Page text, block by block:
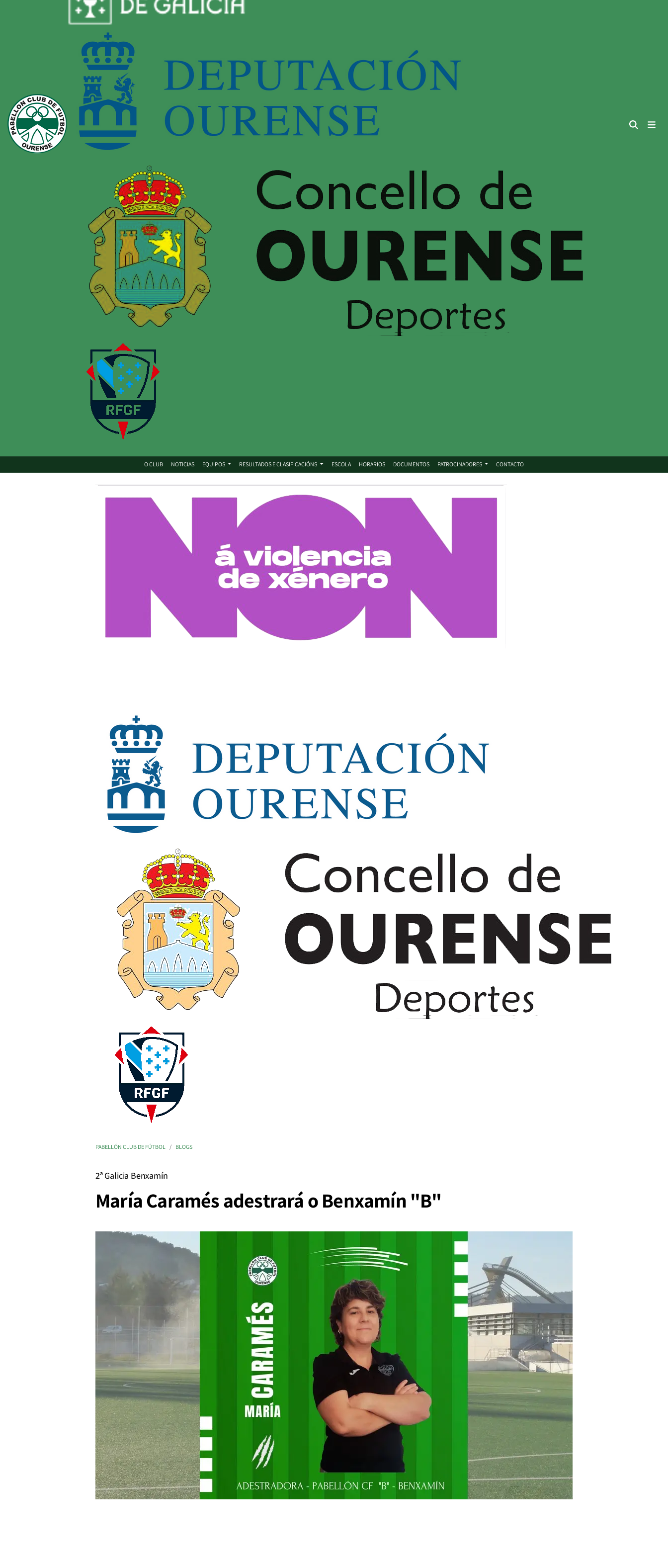
O CLUB NOTICIAS EQUIPOS RESULTADOS E CLASIFICACIÓNS ESCOLA HORARIOS DOCUMENTOS PATROCINADORES CONTACTO
PABELLÓN CLUB DE FÚTBOL BLOGS
2ª Galicia Benxamín
María Caramés adestrará o Benxamín "B"